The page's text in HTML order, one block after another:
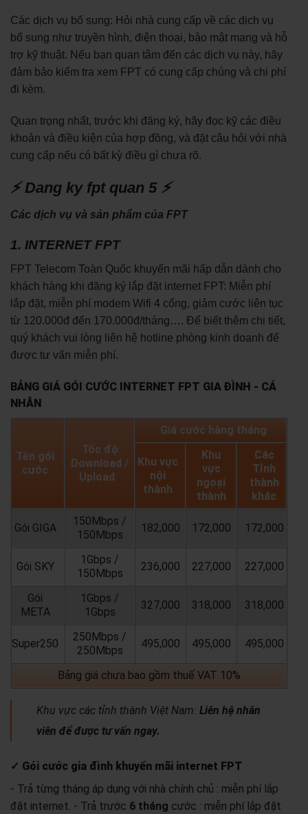
Các dịch vụ bổ sung: Hỏi nhà cung cấp về các dịch vụ
bổ sung như truyền hình, điện thoại, bảo mật mạng và hỗ
trợ kỹ thuật. Nếu bạn quan tâm đến các dịch vụ này, hãy
đảm bảo kiểm tra xem FPT có cung cấp chúng và chi phí
đi kèm.
Quan trọng nhất, trước khi đăng ký, hãy đọc kỹ các điều
khoản và điều kiện của hợp đồng, và đặt câu hỏi với nhà
cung cấp nếu có bất kỳ điều gì chưa rõ.
⚡ Dang ky fpt quan 5 ⚡
Các dịch vụ và sản phẩm của FPT
1. INTERNET FPT
FPT Telecom Toàn Quốc khuyến mãi hấp dẫn dành cho
khách hàng khi đăng ký lắp đặt internet FPT: Miễn phí
lắp đặt, miễn phí modem Wifi 4 cổng, giảm cước liên tục
từ 120.000đ đến 170.000đ/tháng…. Để biết thêm chi tiết,
quý khách vui lòng liên hệ hotline phòng kinh doanh để
được tư vấn miễn phí.
BẢNG GIÁ GÓI CƯỚC INTERNET FPT GIA ĐÌNH - CÁ
NHÂN
Tên gói
cước
Tốc độ
Download /
Upload
Giá cước hàng tháng
Khu vực
nội
thành
Khu
vực
ngoại
thành
Các
Tỉnh
thành
khác
Gói GIGA
150Mbps /
150Mbps
182,000 172,000 172,000
Gói SKY
1Gbps /
150Mbps
236,000 227,000 227,000
Gói
META
1Gbps /
1Gbps
327,000 318,000 318,000
Super250
250Mbps /
250Mbps
495,000 495,000 495,000
Bảng giá chưa bao gồm thuế VAT 10%
Khu vực các tỉnh thành Việt Nam: Liên hệ nhân
viên để được tư vấn ngay.
✓ Gói cước gia đình khuyến mãi internet FPT
- Trả từng tháng áp dụng với nhà chính chủ : miễn phí lắp
đặt internet. - Trả trước 6 tháng cước : miễn phí lắp đặt